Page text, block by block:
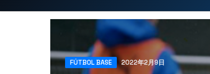
身体的準備と傷害予防のマスター
スカウティングとビデオ分析のマスター
サッカーの中級学位
レベル1トレーナーコース
トレーナーインターンシップ
プレイヤーインターンシップ
カスタマイズされたサービス
クラブへの技術的なアドバイス
スポーツマネジメント
FÚTBOL BASE 2022年2月9日